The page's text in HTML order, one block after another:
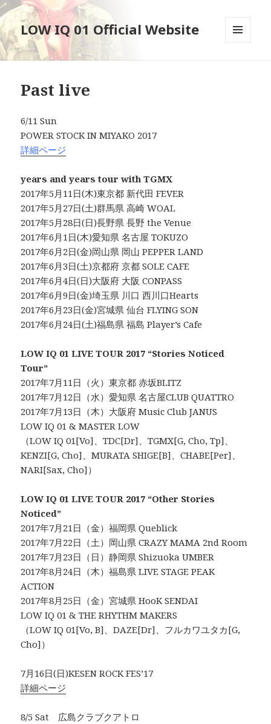
LOW IQ 01 Official Website
Past live
6/11 Sun
POWER STOCK IN MIYAKO 2017
詳細ページ
years and years tour with TGMX
2017年5月11日(木)東京都 新代田 FEVER
2017年5月27日(土)群馬県 高崎 WOAL
2017年5月28日(日)長野県 長野 the Venue
2017年6月1日(木)愛知県 名古屋 TOKUZO
2017年6月2日(金)岡山県 岡山 PEPPER LAND
2017年6月3日(土)京都府 京都 SOLE CAFE
2017年6月4日(日)大阪府 大阪 CONPASS
2017年6月9日(金)埼玉県 川口 西川口Hearts
2017年6月23日(金)宮城県 仙台 FLYING SON
2017年6月24日(土)福島県 福島 Player’s Cafe
LOW IQ 01 LIVE TOUR 2017 “Stories Noticed
Tour”
2017年7月11日（火）東京都 赤坂BLITZ
2017年7月12日（水）愛知県 名古屋CLUB QUATTRO
2017年7月13日（木）大阪府 Music Club JANUS
LOW IQ 01 & MASTER LOW
（LOW IQ 01[Vo]、TDC[Dr]、TGMX[G, Cho, Tp]、
KENZI[G, Cho]、MURATA SHIGE[B]、CHABE[Per]、
NARI[Sax, Cho]）
LOW IQ 01 LIVE TOUR 2017 “Other Stories
Noticed”
2017年7月21日（金）福岡県 Queblick
2017年7月22日（土）岡山県 CRAZY MAMA 2nd Room
2017年7月23日（日）静岡県 Shizuoka UMBER
2017年8月24日（木）福島県 LIVE STAGE PEAK
ACTION
2017年8月25日（金）宮城県 HooK SENDAI
LOW IQ 01 & THE RHYTHM MAKERS
（LOW IQ 01[Vo, B]、DAZE[Dr]、フルカワユタカ[G,
Cho]）
7月16日(日)KESEN ROCK FES’17
詳細ページ
8/5 Sat 広島クラブクアトロ